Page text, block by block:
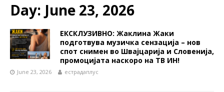
Day: June 23, 2026
ЕКСКЛУЗИВНО: Жаклина Жаки
подготвува музичка сензација – нов
спот снимен во Швајцарија и Словенија,
промоцијата наскоро на ТВ ИН!
June 23, 2026 естрадаплус